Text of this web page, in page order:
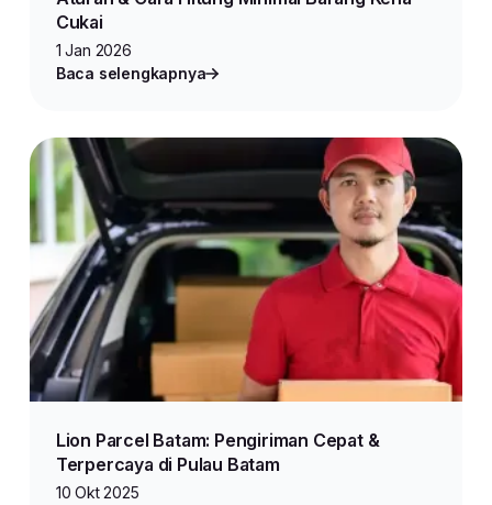
Cukai
1 Jan 2026
Baca selengkapnya
Lion Parcel Batam: Pengiriman Cepat &
Terpercaya di Pulau Batam
10 Okt 2025